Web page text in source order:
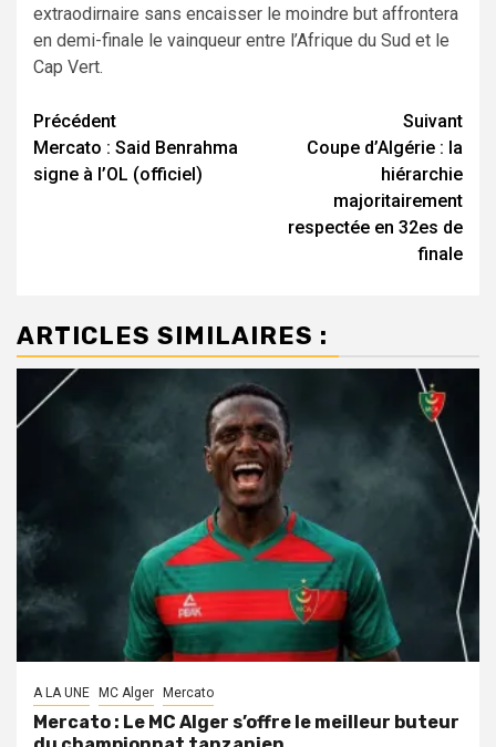
extraodirnaire sans encaisser le moindre but affrontera
en demi-finale le vainqueur entre l’Afrique du Sud et le
Cap Vert.
Navigation
d’article
Précédent
Mercato : Said Benrahma
signe à l’OL (officiel)
Suivant
Coupe d’Algérie : la
hiérarchie
majoritairement
respectée en 32es de
finale
ARTICLES SIMILAIRES :
A LA UNE MC Alger Mercato
Mercato : Le MC Alger s’offre le meilleur buteur